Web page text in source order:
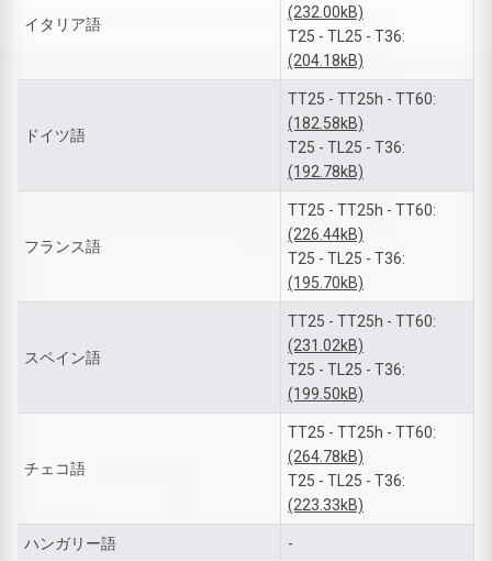
イタリア語
(232.00kB)
T25 - TL25 - T36:
(204.18kB)
ドイツ語
TT25 - TT25h - TT60:
(182.58kB)
T25 - TL25 - T36:
(192.78kB)
フランス語
TT25 - TT25h - TT60:
(226.44kB)
T25 - TL25 - T36:
(195.70kB)
スペイン語
TT25 - TT25h - TT60:
(231.02kB)
T25 - TL25 - T36:
(199.50kB)
チェコ語
TT25 - TT25h - TT60:
(264.78kB)
T25 - TL25 - T36:
(223.33kB)
ハンガリー語 -